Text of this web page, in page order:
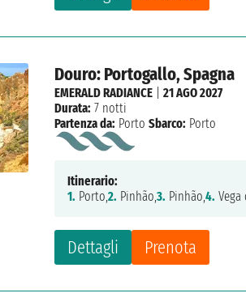
Douro: Portogallo, Spagna
Dettagli Prenota
EMERALD RADIANCE |21 AGO 2027
Durata: 7 notti
Partenza da: Porto Sbarco: Porto
Itinerario:
1. Porto,2. Pinhão,3. Pinhão,4. Vega